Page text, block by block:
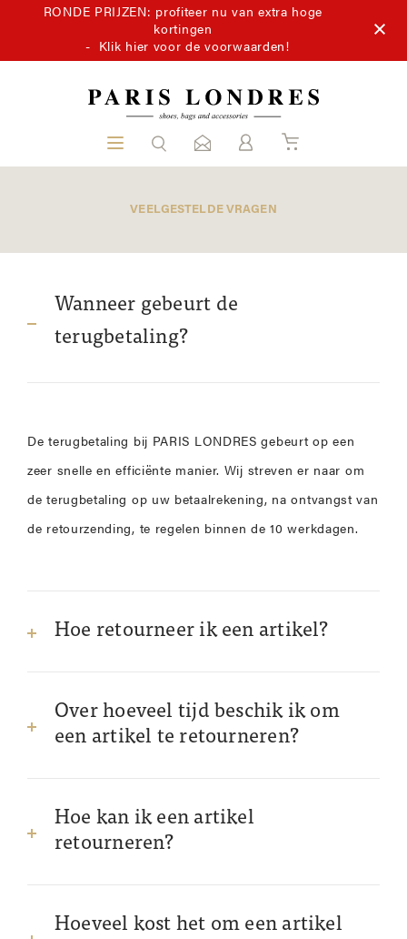
RONDE PRIJZEN: profiteer nu van extra hoge
kortingen
- Klik hier voor de voorwaarden!
VEELGESTELDE VRAGEN
Wanneer gebeurt de
terugbetaling?
De terugbetaling bij PARIS LONDRES gebeurt op een
zeer snelle en efficiënte manier. Wij streven er naar om
de terugbetaling op uw betaalrekening, na ontvangst van
de retourzending, te regelen binnen de 10 werkdagen.
Hoe retourneer ik een artikel?
Over hoeveel tijd beschik ik om
een artikel te retourneren?
Hoe kan ik een artikel
retourneren?
Hoeveel kost het om een artikel